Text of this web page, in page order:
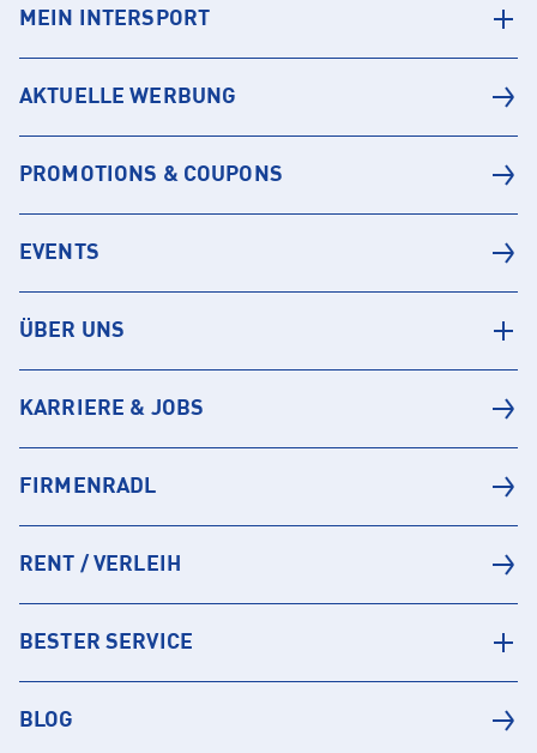
MEIN INTERSPORT
AKTUELLE WERBUNG
PROMOTIONS & COUPONS
EVENTS
ÜBER UNS
KARRIERE & JOBS
FIRMENRADL
RENT / VERLEIH
BESTER SERVICE
BLOG